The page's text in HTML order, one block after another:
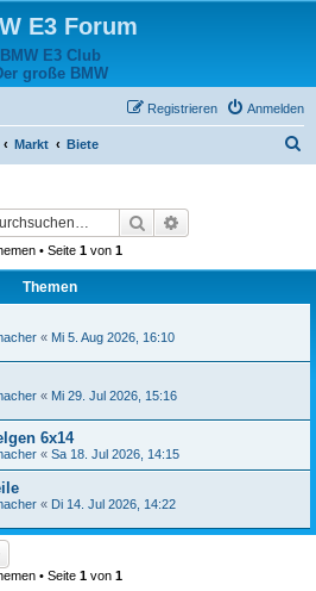
E3 Forum
BMW E3 Club
große BMW
Anmelden
Registrieren
Markt Biete
Suche
• Seite 1 von 1
Themen
« Mi 5. Aug 2026, 16:10
« Mi 29. Jul 2026, 15:16
6x14
« Sa 18. Jul 2026, 14:15
« Di 14. Jul 2026, 14:22
• Seite 1 von 1